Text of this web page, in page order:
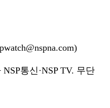
통신·NSP TV. 무단